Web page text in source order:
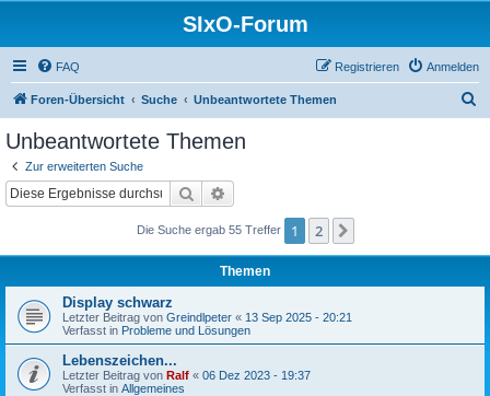
SIxO-Forum
FAQ Anmelden
Registrieren
Foren-Übersicht Suche Unbeantwortete Themen
Unbeantwortete Themen
Zur erweiterten Suche
Suche
Die Suche ergab 55 Treffer 1 2
Themen
Display schwarz
Letzter Beitrag von Greindlpeter « 13 Sep 2025 - 20:21
Verfasst in Probleme und Lösungen
Lebenszeichen...
Letzter Beitrag von Ralf « 06 Dez 2023 - 19:37
Verfasst in Allgemeines